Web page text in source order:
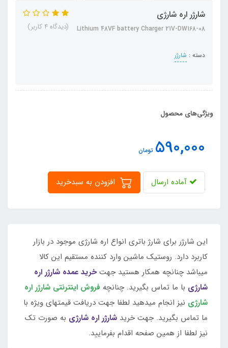
شارژر اره شارژی
Lithium 48VF battery Charger 21V-DW168-08
دسته : شارژر
(دیدگاه 4 کاربر)
ویژگی‌های محصول
590,000 تومان
آماده ارسال
این شارژر برای شارژ باتری انواع اره شارژی موجود در بازار
کاربرد دارد. روستیک ماشین وارد کننده مستقیم این کالا
میباشد چنانچه همکار هستید جهتخرید عمده شارژر اره
شارژی با ما تماس بگیرید. چنانچه فروش اینترنتی شارژر اره
شارژی نیز انجام میدهید لطفا جهت دریافت قیمتهای ویژه با
ما تماس بگیرید. جهت خرید شارژر اره شارژی به صورت تک
نیز لطفا از همین صفحه اقدام بفرمایید.